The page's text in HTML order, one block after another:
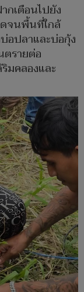
กเตือนไปยัง
จนพื้นที่ใกล้
อปลาและบ่อกุ้ง
ตรายต่อ
มคลองและ